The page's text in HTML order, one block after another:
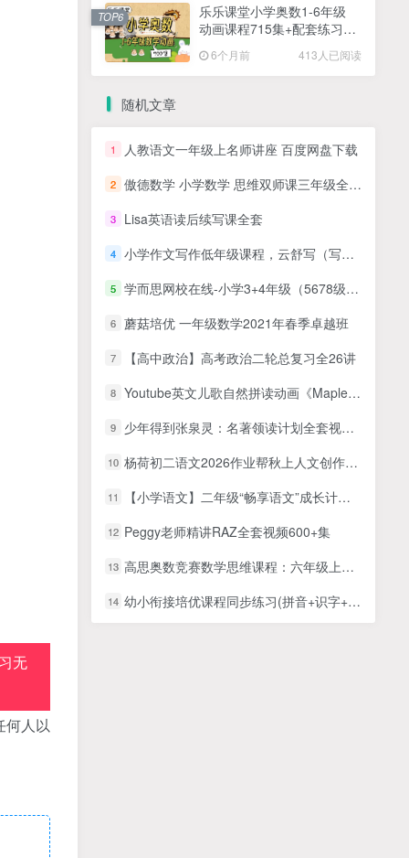
无
何人以
乐乐课堂小学奥数1-6年级
动画课程715集+配套练习册
6个月前 413人已阅读
TOP6
随机文章
1 人教语文一年级上名师讲座 百度网盘下载
2 傲德数学 小学数学 思维双师课三年级全年班
3 Lisa英语读后续写课全套
4 小学作文写作低年级课程，云舒写（写作素材课，听完就会写作文系列）小学1-2年级【完结】百度网盘下载
5 学而思网校在线-小学3+4年级（5678级）数学思维培养网课MP4视频PDF教材
6 蘑菇培优 一年级数学2021年春季卓越班
7 【高中政治】高考政治二轮总复习全26讲
8 Youtube英文儿歌自然拼读动画《Maple Leaf Learning》全410集，1080P高清视频带英文字幕，百度网盘下载！
9 少年得到张泉灵：名著领读计划全套视频+配套资料
10 杨荷初二语文2026作业帮秋上人文创作自主学习TY·A+4期网课视频
11 【小学语文】二年级“畅享语文”成长计划年卡（5-8级）全45讲
12 Peggy老师精讲RAZ全套视频600+集
13 高思奥数竞赛数学思维课程：六年级上册20讲全MP4视频+PDF课本讲义
14 幼小衔接培优课程同步练习(拼音+识字+数学)3份PDF电子版文档百度网盘下载